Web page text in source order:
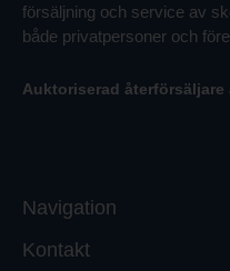
försäljning och service av
både privatpersoner och
Auktoriserad återförsäljare
Navigation
Kontakt